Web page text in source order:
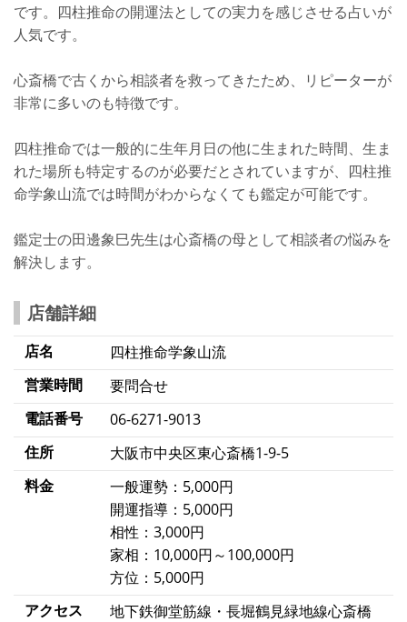
です。四柱推命の開運法としての実力を感じさせる占いが
人気です。
心斎橋で古くから相談者を救ってきたため、リピーターが
非常に多いのも特徴です。
四柱推命では一般的に生年月日の他に生まれた時間、生ま
れた場所も特定するのが必要だとされていますが、四柱推
命学象山流では時間がわからなくても鑑定が可能です。
鑑定士の田邊象巳先生は心斎橋の母として相談者の悩みを
解決します。
店舗詳細
店名
四柱推命学象山流
営業時間
要問合せ
電話番号
06-6271-9013
住所
大阪市中央区東心斎橋1-9-5
料金
一般運勢：5,000円
開運指導：5,000円
相性：3,000円
家相：10,000円～100,000円
方位：5,000円
アクセス
地下鉄御堂筋線・長堀鶴見緑地線心斎橋